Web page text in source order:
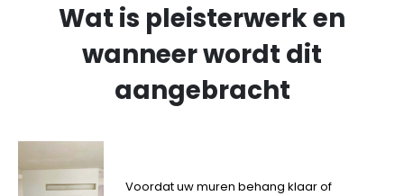
Wat is pleisterwerk en
wanneer wordt dit
aangebracht
Voordat uw muren behang klaar of